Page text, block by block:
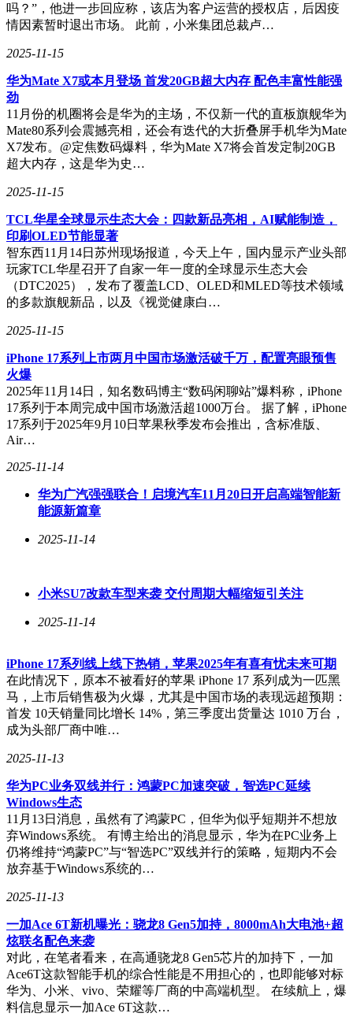
化应用；再到如今的3.0版本，实现了质变，打造了“人与AI助
理多轮对话、可控修改”的全新交互范式。
在政务、金融等关键领域，WPS灵犀也展现出了强大的实
力。WPS 365支持私有化部署，确保敏感数据不出内网；其文
档加密体系更是获得了国家密码管理局的认证，安全等级达到
了金融级标准。这些特性使得WPS灵犀成为了这些领域不可
或缺的办公助手。
田然在演讲的最后再次强调：“AI不是取代人类的对手，而是
拓展人类潜能的伙伴。”WPS灵犀的推出，正是这一理念的生
让我们更加期待AI在办公领域的更多创新和应用。
吗？”，他进一步回应称，该店为客户运营的授权店，后因疫
情因素暂时退出市场。 此前，小米集团总裁卢…
2025-11-15
华为Mate X7或本月登场 首发20GB超大内存 配色丰富性能强
劲
11月份的机圈将会是华为的主场，不仅新一代的直板旗舰华为
Mate80系列会震撼亮相，还会有迭代的大折叠屏手机华为Mate
X7发布。@定焦数码爆料，华为Mate X7将会首发定制20GB
超大内存，这是华为史…
2025-11-15
TCL华星全球显示生态大会：四款新品亮相，AI赋能制造，
印刷OLED节能显著
智东西11月14日苏州现场报道，今天上午，国内显示产业头部
玩家TCL华星召开了自家一年一度的全球显示生态大会
（DTC2025），发布了覆盖LCD、OLED和MLED等技术领域
的多款旗舰新品，以及《视觉健康白…
2025-11-15
iPhone 17系列上市两月中国市场激活破千万，配置亮眼预售
火爆
2025年11月14日，知名数码博主“数码闲聊站”爆料称，iPhone
17系列于本周完成中国市场激活超1000万台。 据了解，iPhone
17系列于2025年9月10日苹果秋季发布会推出，含标准版、
Air…
2025-11-14
华为广汽强强联合！启境汽车11月20日开启高端智能新
能源新篇章
2025-11-14
小米SU7改款车型来袭 交付周期大幅缩短引关注
2025-11-14
iPhone 17系列线上线下热销，苹果2025年有喜有忧未来可期
在此情况下，原本不被看好的苹果 iPhone 17 系列成为一匹黑
马，上市后销售极为火爆，尤其是中国市场的表现远超预期：
首发 10天销量同比增长 14%，第三季度出货量达 1010 万台，
成为头部厂商中唯…
2025-11-13
华为PC业务双线并行：鸿蒙PC加速突破，智选PC延续
Windows生态
11月13日消息，虽然有了鸿蒙PC，但华为似乎短期并不想放
弃Windows系统。 有博主给出的消息显示，华为在PC业务上
仍将维持“鸿蒙PC”与“智选PC”双线并行的策略，短期内不会
放弃基于Windows系统的…
2025-11-13
一加Ace 6T新机曝光：骁龙8 Gen5加持，8000mAh大电池+超
炫联名配色来袭
对此，在笔者看来，在高通骁龙8 Gen5芯片的加持下，一加
Ace6T这款智能手机的综合性能是不用担心的，也即能够对标
华为、小米、vivo、荣耀等厂商的中高端机型。 在续航上，爆
料信息显示一加Ace 6T这款…